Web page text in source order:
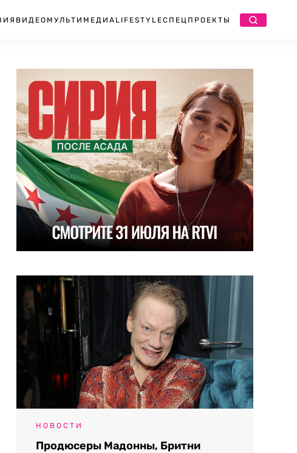
ВИДЕО МУЛЬТИМЕДИА LIFESTYLEСПЕЦПРОЕКТЫ
НОВОСТИ
Продюсеры Мадонны, Бритни